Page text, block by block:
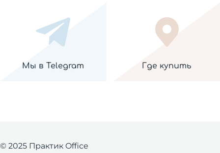
Мы в Telegram Где купить
© 2025 Практик Office